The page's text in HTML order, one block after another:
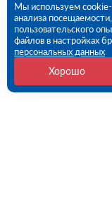
Мы используем
анализа
пользовательского
файлов в настройках
персональных данных
Хорошо